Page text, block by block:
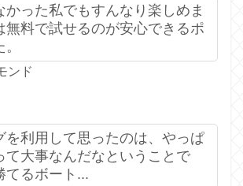
かった私でもすんなり楽しめま
無料で試せるのが安心できるポ
ンド
を利用して思ったのは、やっぱ
て大事なんだなということで
てるボート...